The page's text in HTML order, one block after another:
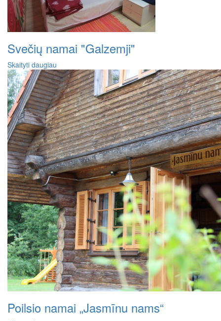
Svečių namai "Galzemji"
Skaityti daugiau
Poilsio namai „Jasmīnu nams“